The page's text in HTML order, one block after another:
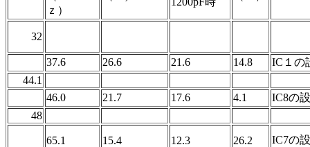
ｚ）
32
37.6 26.6 21.6 14.8
IC１の
44.1
46.0
21.7 17.6 4.1
IC8の
48
65.1 15.4 12.3 26.2 IC7の